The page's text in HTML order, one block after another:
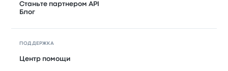
Станьте партнером API
Блог
ПОДДЕРЖКА
Центр помощи